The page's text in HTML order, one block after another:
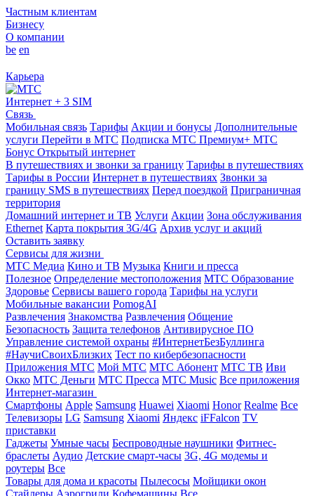
Частным клиентам
Бизнесу
О компании
be en
Карьера
Интернет + 3 SIM
Связь
Мобильная связь Тарифы Акции и бонусы Дополнительные
услуги Перейти в МТС Подписка МТС Премиум+ МТС
Бонус Открытый интернет
В путешествиях и звонки за границу Тарифы в путешествиях
Тарифы в России Интернет в путешествиях Звонки за
границу SMS в путешествиях Перед поездкой Приграничная
территория
Домашний интернет и ТВ Услуги Акции Зона обслуживания
Ethernet Карта покрытия 3G/4G Архив услуг и акций
Оставить заявку
Сервисы для жизни
МТС Медиа Кино и ТВ Музыка Книги и пресса
Полезное Определение местоположения МТС Образование
Здоровье Сервисы вашего города Тарифы на услуги
Мобильные вакансии PomogAI
Развлечения Знакомства Развлечения Общение
Безопасность Защита телефонов Антивирусное ПО
Управление системой охраны #ИнтернетБезБуллинга
#НаучиСвоихБлизких Тест по кибербезопасности
Приложения МТС Мой МТС МТС Абонент МТС ТВ Иви
Окко МТС Деньги МТС Пресса МТС Music Все приложения
Интернет-магазин
Смартфоны Apple Samsung Huawei Xiaomi Honor Realme Все
Телевизоры LG Samsung Xiaomi Яндекс iFFalcon TV
приставки
Гаджеты Умные часы Беспроводные наушники Фитнес-
браслеты Аудио Детские смарт-часы 3G, 4G модемы и
роутеры Все
Товары для дома и красоты Пылесосы Мойщики окон
Стайлеры Аэрогрили Кофемашины Все